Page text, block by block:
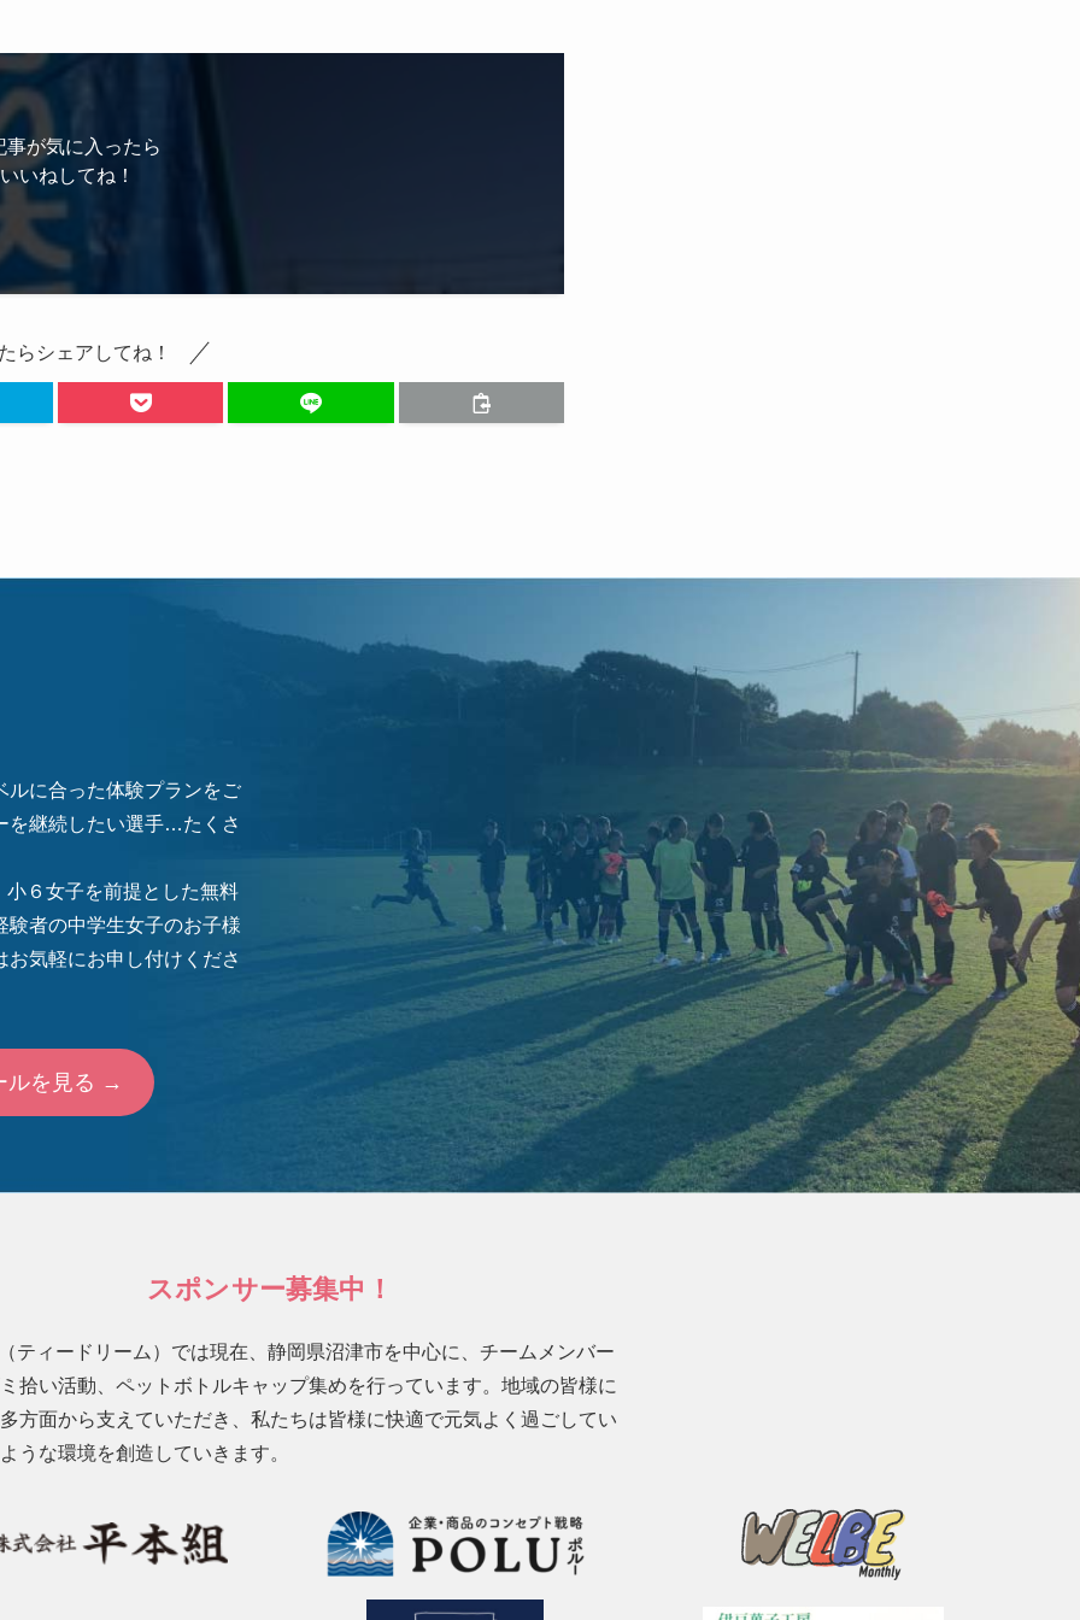
事が気に入ったら
いねしてね！
らシェアしてね！
ルに合った体験プランをご
を継続したい選手…たくさ
６女子を前提とした無料
験者の中学生女子のお子様
気軽にお申し付けくださ
ルを見る →
スポンサー募集中！
ティードリーム）では現在、静岡県沼津市を中心に、チームメンバー
拾い活動、ペットボトルキャップ集めを行っています。地域の皆様に
方面から支えていただき、私たちは皆様に快適で元気よく過ごしてい
うな環境を創造していきます。